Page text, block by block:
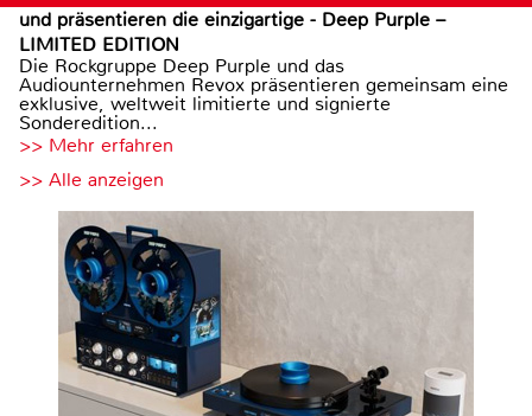
und präsentieren die einzigartige - Deep Purple –
LIMITED EDITION
Die Rockgruppe Deep Purple und das
Audiounternehmen Revox präsentieren gemeinsam eine
exklusive, weltweit limitierte und signierte
Sonderedition...
>> Mehr erfahren
>> Alle anzeigen